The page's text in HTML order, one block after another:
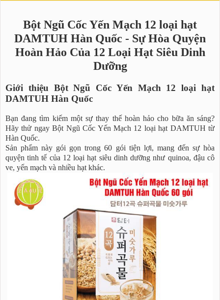
Bột Ngũ Cốc Yến Mạch 12 loại hạt
DAMTUH Hàn Quốc - Sự Hòa Quyện
Hoàn Hảo Của 12 Loại Hạt Siêu Dinh
Dưỡng
Giới thiệu Bột Ngũ Cốc Yến Mạch 12 loại hạt
DAMTUH Hàn Quốc
Bạn đang tìm kiếm một sự thay thế hoàn hảo cho bữa ăn sáng?
Hãy thử ngay Bột Ngũ Cốc Yến Mạch 12 loại hạt DAMTUH từ
Hàn Quốc.
Sản phẩm này gói gọn trong 60 gói tiện lợi, mang đến sự hòa
quyện tinh tế của 12 loại hạt siêu dinh dưỡng như quinoa, đậu cô
ve, yến mạch và nhiều hạt khác.